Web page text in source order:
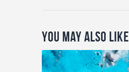
You May Also Like